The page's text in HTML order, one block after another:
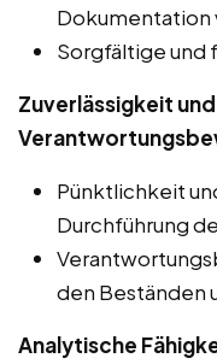
Dokumentation
Sorgfältige und
Zuverlässigkeit und
Pünktlichkeit
Durchführung
den Beständen
Analytische